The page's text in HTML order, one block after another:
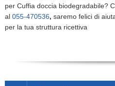
per Cuffia doccia biodegradabile?
al 055-470536, saremo felici di
per la tua struttura ricettiva